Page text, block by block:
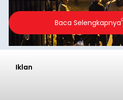
Baca Selengkapnya
Iklan